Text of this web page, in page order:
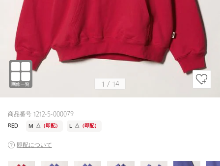
1 / 14
商品番号 1212-5-000079
RED M △ （即配） L △ （即配）
即配について
14